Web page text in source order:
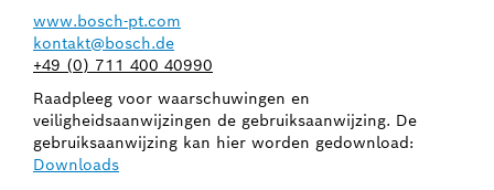
www.bosch-pt.com
kontakt@bosch.de
+49 (0) 711 400 40990
Raadpleeg voor waarschuwingen en
veiligheidsaanwijzingen de gebruiksaanwijzing. De
gebruiksaanwijzing kan hier worden gedownload:
Downloads